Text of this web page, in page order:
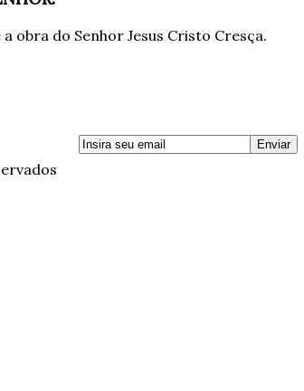
obra do Senhor Jesus Cristo Cresça.